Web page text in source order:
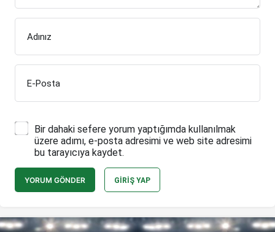
Adınız
E-Posta
Bir dahaki sefere yorum yaptığımda kullanılmak
üzere adımı, e-posta adresimi ve web site adresimi
bu tarayıcıya kaydet.
YORUM GÖNDER GIRIŞ YAP